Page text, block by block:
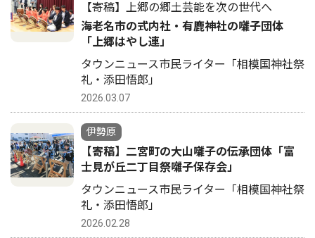
【寄稿】上郷の郷土芸能を次の世代へ
海老名市の式内社・有鹿神社の囃子団体
「上郷はやし連」
タウンニュース市民ライター「相模国神社祭
礼・添田悟郎」
2026.03.07
伊勢原
【寄稿】二宮町の大山囃子の伝承団体「富
士見が丘二丁目祭囃子保存会」
タウンニュース市民ライター「相模国神社祭
礼・添田悟郎」
2026.02.28